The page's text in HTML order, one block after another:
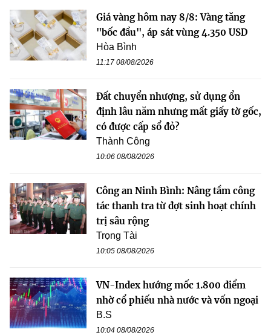
Giá vàng hôm nay 8/8: Vàng tăng
"bốc đầu", áp sát vùng 4.350 USD
Hòa Bình
11:17 08/08/2026
Đất chuyển nhượng, sử dụng ổn
định lâu năm nhưng mất giấy tờ gốc,
có được cấp sổ đỏ?
Thành Công
10:06 08/08/2026
Công an Ninh Bình: Nâng tầm công
tác thanh tra từ đợt sinh hoạt chính
trị sâu rộng
Trọng Tài
10:05 08/08/2026
VN-Index hướng mốc 1.800 điểm
nhờ cổ phiếu nhà nước và vốn ngoại
B.S
10:04 08/08/2026